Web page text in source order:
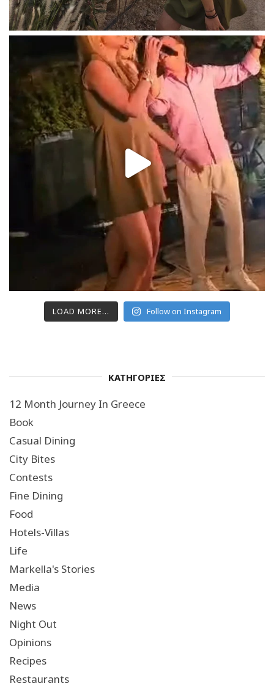
LOAD MORE... Follow on Instagram
ΚΑΤΗΓΟΡΙΕΣ
12 Month Journey In Greece
Book
Casual Dining
City Bites
Contests
Fine Dining
Food
Hotels-Villas
Life
Markella's Stories
Media
News
Night Out
Opinions
Recipes
Restaurants